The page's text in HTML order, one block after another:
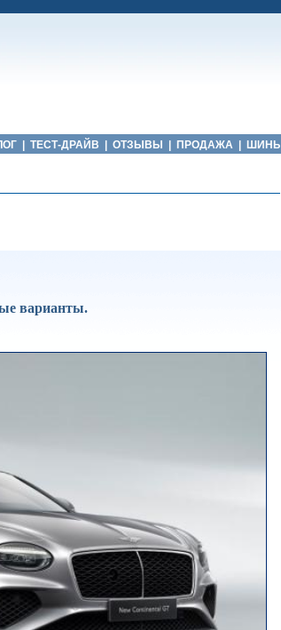
ТЕСТ-ДРАЙВ ОТЗЫВЫ ПРОДАЖА ШИНЫ
варианты.